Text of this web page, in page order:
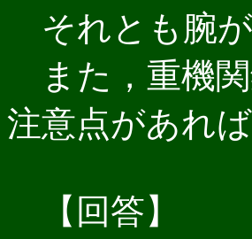
それとも腕
また，重機関
注意点があれ
【回答】